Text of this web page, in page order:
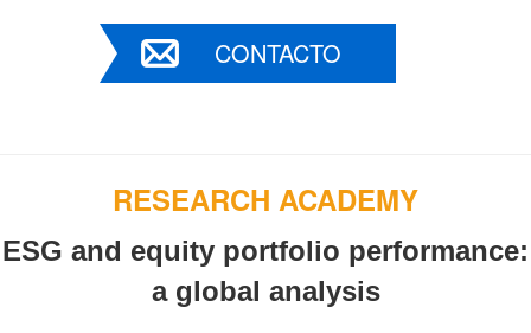
CONTACTO
RESEARCH ACADEMY
ESG and equity portfolio performance:
a global analysis